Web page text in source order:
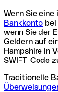
Wenn Sie
Bankkonto bei
wenn Sie der
Geldern auf
Hampshire in
SWIFT-Code
Traditionelle